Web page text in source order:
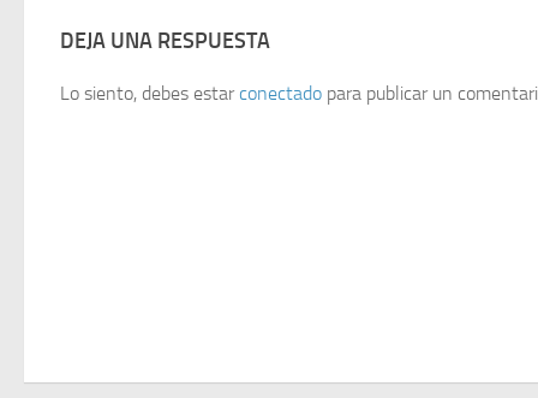
DEJA UNA RESPUESTA
Lo siento, debes estar conectado para publicar un